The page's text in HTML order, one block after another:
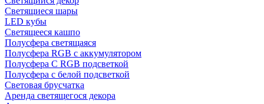
Светящиеся шары
LED кубы
Светящееся кашпо
Полусфера светящаяся
Полусфера RGB с аккумулятором
Полусфера С RGB подсветкой
Полусфера с белой подсветкой
Световая брусчатка
Аренда светящегося декора